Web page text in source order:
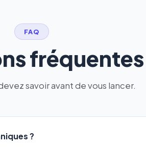
FAQ
fréquentes
savoir avant de vous lancer.
?